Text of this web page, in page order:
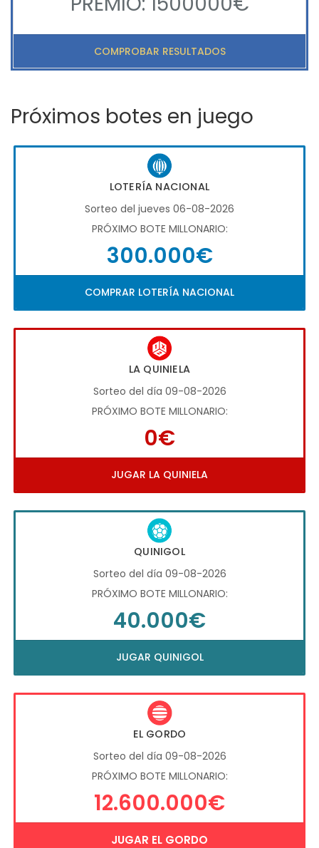
COMPROBAR RESULTADOS
Próximos botes en juego
LOTERÍA NACIONAL
Sorteo del jueves 06-08-2026
PRÓXIMO BOTE MILLONARIO:
300.000€
COMPRAR LOTERÍA NACIONAL
LA QUINIELA
Sorteo del día 09-08-2026
PRÓXIMO BOTE MILLONARIO:
0€
JUGAR LA QUINIELA
QUINIGOL
Sorteo del día 09-08-2026
PRÓXIMO BOTE MILLONARIO:
40.000€
JUGAR QUINIGOL
EL GORDO
Sorteo del día 09-08-2026
PRÓXIMO BOTE MILLONARIO:
12.600.000€
JUGAR EL GORDO